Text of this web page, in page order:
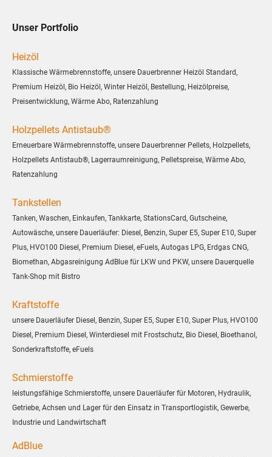
Unser Portfolio
Heizöl
Klassische Wärmebrennstoffe, unsere Dauerbrenner Heizöl Standard,
Premium Heizöl, Bio Heizöl, Winter Heizöl, Bestellung, Heizölpreise,
Preisentwicklung, Wärme Abo, Ratenzahlung
Holzpellets Antistaub®
Erneuerbare Wärmebrennstoffe, unsere Dauerbrenner Pellets, Holzpellets,
Holzpellets Antistaub®, Lagerraumreinigung, Pelletspreise, Wärme Abo,
Ratenzahlung
Tankstellen
Tanken, Waschen, Einkaufen, Tankkarte, StationsCard, Gutscheine,
Autowäsche, unsere Dauerläufer: Diesel, Benzin, Super E5, Super E10, Super
Plus, HVO100 Diesel, Premium Diesel, eFuels, Autogas LPG, Erdgas CNG,
Biomethan, Abgasreinigung AdBlue für LKW und PKW, unsere Dauerquelle
Tank-Shop mit Bistro
Kraftstoffe
unsere Dauerläufer Diesel, Benzin, Super E5, Super E10, Super Plus, HVO100
Diesel, Premium Diesel, Winterdiesel mit Frostschutz, Bio Diesel, Bioethanol,
Sonderkraftstoffe, eFuels
Schmierstoffe
leistungsfähige Schmierstoffe, unsere Dauerläufer für Motoren, Hydraulik,
Getriebe, Achsen und Lager für den Einsatz in Transportlogistik, Gewerbe,
Industrie und Landwirtschaft
AdBlue